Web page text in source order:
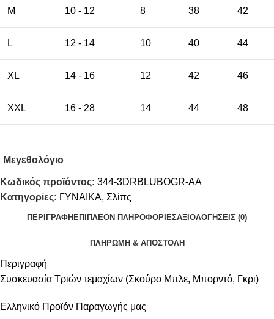
M 10 - 12 8 38 42
L 12 - 14 10 40 44
XL 14 - 16 12 42 46
XXL 16 - 28 14 44 48
Μεγεθολόγιο
Κωδικός προϊόντος: 344-3DRBLUBOGR-AA
Κατηγορίες: ΓΥΝΑΙΚΑ, Σλίπς
ΠΕΡΙΓΡΑΦΉ ΕΠΙΠΛΈΟΝ ΠΛΗΡΟΦΟΡΊΕΣΑΞΙΟΛΟΓΉΣΕΙΣ (0)
ΠΛΗΡΩΜΗ & ΑΠΟΣΤΟΛΗ
Περιγραφή
Συσκευασία Tριών τεμαχίων (Σκούρο Μπλε, Μπορντό, Γκρι)
Ελληνικό Προϊόν Παραγωγής μας